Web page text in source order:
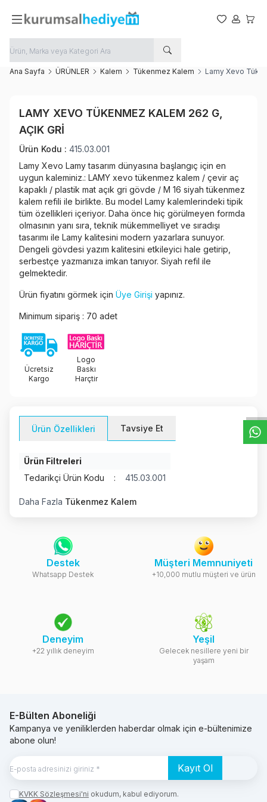
Favorilerim
Hesabım
Ana Sayfa ÜRÜNLER Kalem Tükenmez Kalem Lamy Xevo
Paylaş
LAMY XEVO TÜKENMEZ KALEM 262 G,
AÇIK GRI
Ürün Kodu : 415.03.001
Lamy Xevo Lamy tasarım dünyasına başlangıç için en
uygun kaleminiz.: LAMY xevo tükenmez kalem / çevir aç
kapaklı / plastik mat açık gri gövde / M 16 siyah tükenmez
kalem refili ile birlikte. Bu model Lamy kalemlerindeki tipik
tüm özellikleri içeriyor. Daha önce hiç görülmeyen formda
olmasının yanı sıra, teknik mükemmelliyet ve sıradışı
tasarımı ile Lamy kalitesini modern yazarlara sunuyor.
Dengeli gövdesi yazım kalitesini etkileyici hale getirip,
serbestçe yazmanıza imkan tanıyor. Siyah refil ile
gelmektedir.
Ürün fiyatını görmek için Üye Girişi yapınız.
Minimum sipariş : 70 adet
Ücretsiz
Kargo
Logo
Baskı
Harçtir
Ürün Özellikleri Tavsiye Et
Ürün Filtreleri
Tedarikçi Ürün Kodu
: 415.03.001
Daha Fazla Tükenmez Kalem
Destek
Whatsapp Destek
Müşteri Memnuniyeti
+10,000 mutlu müşteri ve ürün
Deneyim
+22 yıllık deneyim
Yeşil
Gelecek nesillere yeni bir
yaşam
E-Bülten Aboneliği
Kampanya ve yeniliklerden haberdar olmak için e-bültenimize
abone olun!
Kayıt Ol
KVKK Sözleşmesi'ni okudum, kabul ediyorum.